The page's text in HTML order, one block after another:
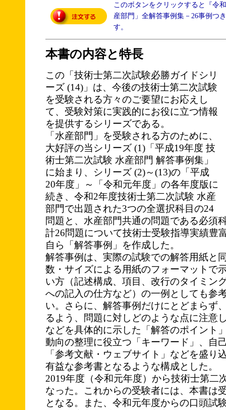
このボタンをクリックすると『令
産部門」全解答事例集－26事例つ
す。
本書の内容と特長
この「技術士第二次試験必勝ガイドシリ
ーズ (14)」は、今後の技術士第二次試験
を受験される方々のご要望にお応えし
て、受験対策に実践的にお役に立つ情報
を提供するシリーズである。
「水産部門」を受験される方のために、
大好評の当シリーズ (1)「平成19年度 技
術士第二次試験 水産部門 解答事例集」
に始まり、シリーズ (2)～(13)の「平成
20年度」～「令和元年度」の各年度版に
続き、令和2年度技術士第二次試験 水産
部門で出題された3つの全選択科目の24
問題と、水産部門共通の問題である必須
計26問題について技術士受験指導実績豊
自ら「解答事例」を作成した。
解答事例は、実際の試験での解答用紙と
数・サイズによる用紙のフォーマットで
い方（記述構成、項目、改行のタイミン
への記入の仕方など）の一例としても参
い。さらに、解答事例だけにとどまらず
るよう、問題に対しどのような点に注意
などを具体的に示した「解答のポイント
動向の整理に役立つ「キーワード」、自
「参考文献・ウェブサイト」などを盛り
有益な参考書となるような構成とした。
2019年度（令和元年度）から技術士第二
なった。これからの受験者には、本書は
となる。また、令和元年度からの口頭試